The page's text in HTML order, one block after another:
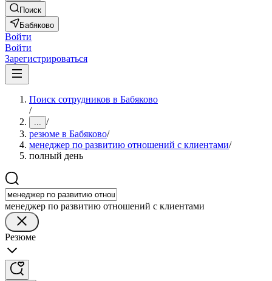
Поиск
Бабяково
Войти
Войти
Зарегистрироваться
Поиск сотрудников в Бабяково
/
... /
резюме в Бабяково/
менеджер по развитию отношений с клиентами/
полный день
менеджер по развитию отношений с клиентами
Резюме